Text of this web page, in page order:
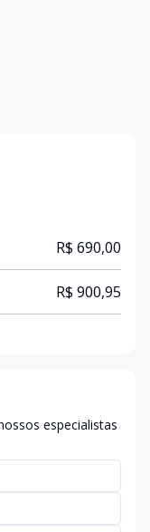
R$ 690,00
R$ 900,95
especialistas